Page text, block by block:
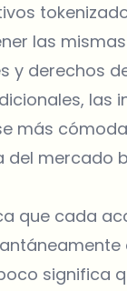
las
y derechos
las
más
del mercado
que cada
significa